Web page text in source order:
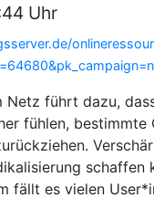
Uhr
Netz führt dazu,
fühlen,
fällt es vielen